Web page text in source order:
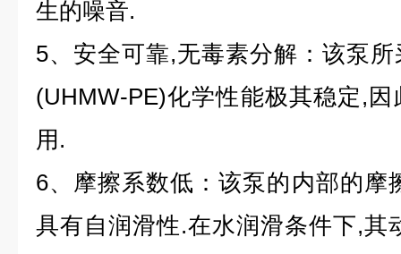
生的噪音.
5、安全可靠,无毒素分解：该泵
(UHMW-PE)化学性能极其稳定,
用.
6、摩擦系数低：该泵的内部的摩
具有自润滑性.在水润滑条件下,其